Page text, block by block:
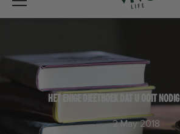
HET ENIGE DIEETBOEK DAT U OOIT
2 May 2018